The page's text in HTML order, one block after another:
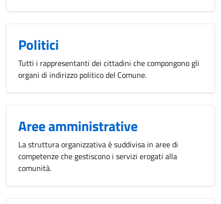
Politici
Tutti i rappresentanti dei cittadini che compongono gli
organi di indirizzo politico del Comune.
Aree amministrative
La struttura organizzativa è suddivisa in aree di
competenze che gestiscono i servizi erogati alla
comunità.